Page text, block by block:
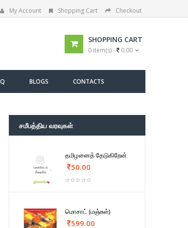
My Account Shopping Cart Checkout
SHOPPING CART
0 item(s) - 0.00
BLOGS CONTACTS
சமீபத்திய வரவுகள்
தமிழனைத் தேடுகிறேன்
50.00
மொசாட் (மஞ்சுள்)
599.00